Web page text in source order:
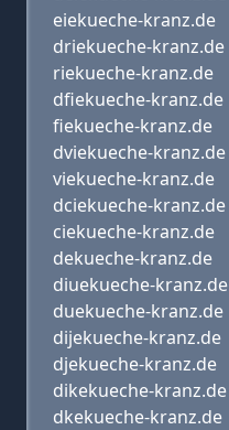
eiekueche-kranz.de
driekueche-kranz.de
riekueche-kranz.de
dfiekueche-kranz.de
fiekueche-kranz.de
dviekueche-kranz.de
viekueche-kranz.de
dciekueche-kranz.de
ciekueche-kranz.de
dekueche-kranz.de
diuekueche-kranz.de
duekueche-kranz.de
dijekueche-kranz.de
djekueche-kranz.de
dikekueche-kranz.de
dkekueche-kranz.de